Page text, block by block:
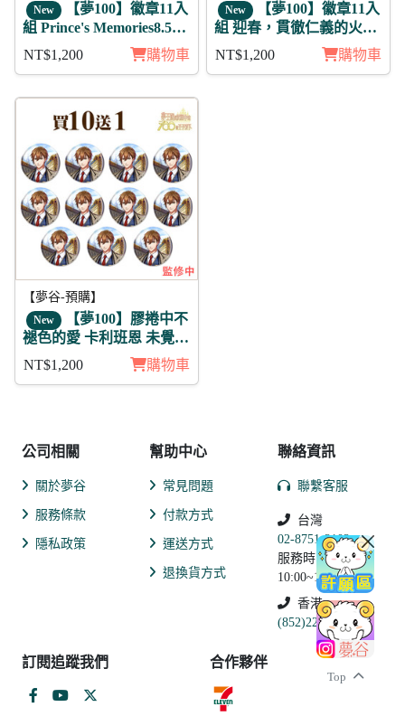
Top
New 【夢100】徽章11入
組 Prince's Memories8.5周
年活動 傑伊 日覺
NT$1,200 購物車
New 【夢100】徽章11入
組 迎春，貫徹仁義的火之
誓言 蓋伊里 日覺
NT$1,200 購物車
【夢谷-預購】
New 【夢100】膠捲中不
褪色的愛 卡利班恩 未覺
徽章11入組
NT$1,200 購物車
公司相關
關於夢谷
服務條款
隱私政策
幫助中心
常見問題
付款方式
運送方式
退換貨方式
聯絡資訊
聯繫客服
台灣
02-8751-2102
服務時間:
10:00~19:00
香港
(852)2250-9311
訂閱追蹤我們 合作夥伴